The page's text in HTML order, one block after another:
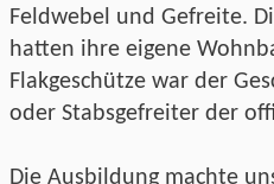
Feldwebel und Gefreite.
hatten ihre eigene
Flakgeschütze war der
oder Stabsgefreiter der
Die Ausbildung machte